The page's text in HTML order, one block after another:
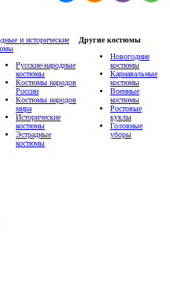
и исторические
Русские-народные
костюмы
Костюмы народов
России
Костюмы народов
мира
Исторические
костюмы
Эстрадные
костюмы
Другие костюмы
Новогодние
костюмы
Карнавальные
костюмы
Военные
костюмы
Ростовые
куклы
Головные
уборы